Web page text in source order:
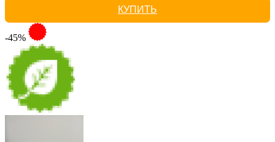
КУПИТЬ
-45%